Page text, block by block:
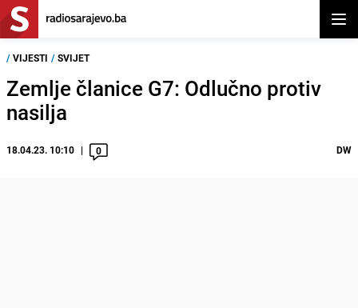
/ VIJESTI / SVIJET
Zemlje članice G7: Odlučno protiv
nasilja
18.04.23. 10:10 0 DW